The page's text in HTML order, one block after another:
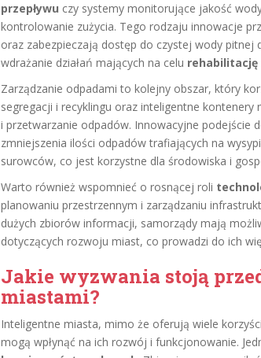
przepływu czy systemy monitorujące jakość
kontrolowanie zużycia. Tego rodzaju innowacje
oraz zabezpieczają dostęp do czystej wody pitnej
wdrażanie działań mających na celu rehabilitację
Zarządzanie odpadami to kolejny obszar, który
segregacji i recyklingu oraz inteligentne
i przetwarzanie odpadów. Innowacyjne podejście
zmniejszenia ilości odpadów trafiających na
surowców, co jest korzystne dla środowiska i
Warto również wspomnieć o rosnącej roli
planowaniu przestrzennym i zarządzaniu
dużych zbiorów informacji, samorządy mają
dotyczących rozwoju miast, co prowadzi do ich
Jakie wyzwania stoją
miastami?
Inteligentne miasta, mimo że oferują wiele
mogą wpłynąć na ich rozwój i funkcjonowanie.